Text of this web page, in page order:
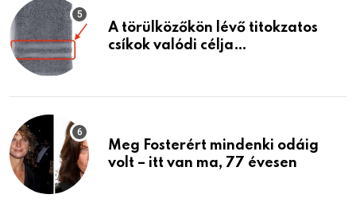
A törülközőkön lévő titokzatos
csíkok valódi célja…
Meg Fosterért mindenki odáig
volt – itt van ma, 77 évesen